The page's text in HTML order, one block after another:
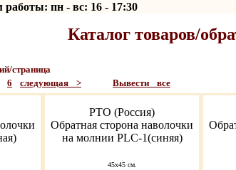
пн - вс: 16 - 17:30
Каталог товаров/
страница
6 следующая > Вывести все
РТО (Россия)
Обратная сторона наволочки
на молнии PLC-1(синяя)
45х45 см.